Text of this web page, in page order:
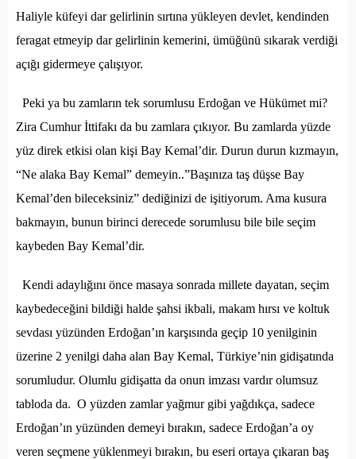
Haliyle küfeyi dar gelirlinin sırtına yükleyen devlet, kendinden
feragat etmeyip dar gelirlinin kemerini, ümüğünü sıkarak verdiği
açığı gidermeye çalışıyor.
Peki ya bu zamların tek sorumlusu Erdoğan ve Hükümet mi?
Zira Cumhur İttifakı da bu zamlara çıkıyor. Bu zamlarda yüzde
yüz direk etkisi olan kişi Bay Kemal’dir. Durun durun kızmayın,
“Ne alaka Bay Kemal” demeyin..”Başınıza taş düşse Bay
Kemal’den bileceksiniz” dediğinizi de işitiyorum. Ama kusura
bakmayın, bunun birinci derecede sorumlusu bile bile seçim
kaybeden Bay Kemal’dir.
Kendi adaylığını önce masaya sonrada millete dayatan, seçim
kaybedeceğini bildiği halde şahsi ikbali, makam hırsı ve koltuk
sevdası yüzünden Erdoğan’ın karşısında geçip 10 yenilginin
üzerine 2 yenilgi daha alan Bay Kemal, Türkiye’nin gidişatında
sorumludur. Olumlu gidişatta da onun imzası vardır olumsuz
tabloda da. O yüzden zamlar yağmur gibi yağdıkça, sadece
Erdoğan’ın yüzünden demeyi bırakın, sadece Erdoğan’a oy
veren seçmene yüklenmeyi bırakın, bu eseri ortaya çıkaran baş